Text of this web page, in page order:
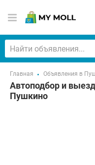
Главная Объявления в
Автоподбор и
Пушкино